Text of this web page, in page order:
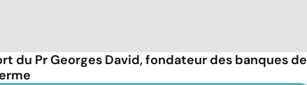
du Pr Georges David, fondateur des banques de